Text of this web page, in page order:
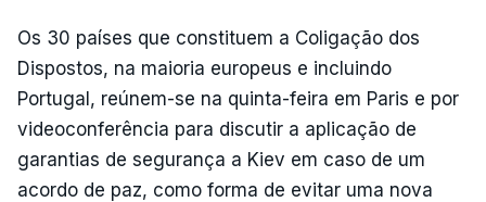
Os 30 países que constituem a Coligação dos
Dispostos, na maioria europeus e incluindo
Portugal, reúnem-se na quinta-feira em Paris e por
videoconferência para discutir a aplicação de
garantias de segurança a Kiev em caso de um
acordo de paz, como forma de evitar uma nova